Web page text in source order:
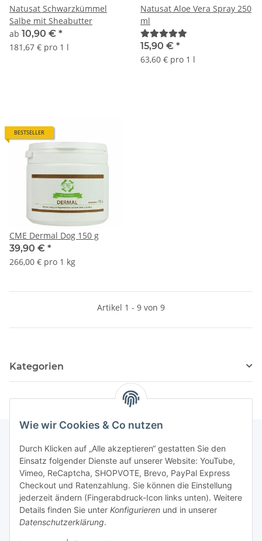
Wie wir Cookies & Co nutzen
Durch Klicken auf „Alle akzeptieren“ gestatten Sie den
Einsatz folgender Dienste auf unserer Website: YouTube,
Vimeo, ReCaptcha, SHOPVOTE, Brevo, PayPal Express
Checkout und Ratenzahlung. Sie können die Einstellung
jederzeit ändern (Fingerabdruck-Icon links unten). Weitere
Details finden Sie unter Konfigurieren und in unserer
Datenschutzerklärung.
Natusat Schwarzkümmel
Salbe mit Sheabutter
ab 10,90 € *
181,67 € pro 1 l
Natusat Aloe Vera Spray 250
ml
15,90 € *
63,60 € pro 1 l
BESTSELLER
CME Dermal Dog 150 g
39,90 € *
266,00 € pro 1 kg
Artikel 1 - 9 von 9
Kategorien
Informationen
Gesetzliche Informationen
Bestellvorgang